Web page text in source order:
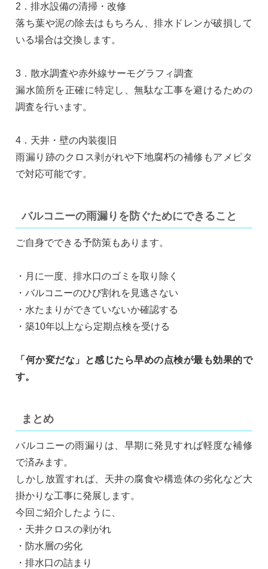
2．排水設備の清掃・改修
落ち葉や泥の除去はもちろん、排水ドレンが破損して
いる場合は交換します。
3．散水調査や赤外線サーモグラフィ調査
漏水箇所を正確に特定し、無駄な工事を避けるための
調査を行います。
4．天井・壁の内装復旧
雨漏り跡のクロス剥がれや下地腐朽の補修もアメピタ
で対応可能です。
バルコニーの雨漏りを防ぐためにできること
ご自身でできる予防策もあります。
・月に一度、排水口のゴミを取り除く
・バルコニーのひび割れを見逃さない
・水たまりができていないか確認する
・築10年以上なら定期点検を受ける
「何か変だな」と感じたら早めの点検が最も効果的で
す。
まとめ
バルコニーの雨漏りは、早期に発見すれば軽度な補修
で済みます。
しかし放置すれば、天井の腐食や構造体の劣化など大
掛かりな工事に発展します。
今回ご紹介したように、
・天井クロスの剥がれ
・防水層の劣化
・排水口の詰まり